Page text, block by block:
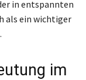
in entspannten
als ein wichtiger
im